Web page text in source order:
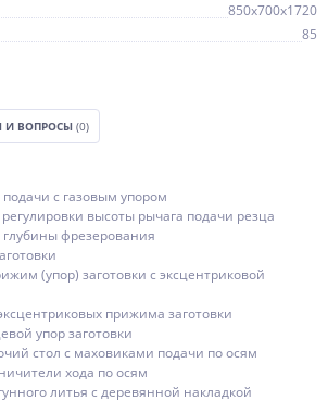
850х700х1720
85
И ВОПРОСЫ (0)
с газовым упором
высоты рычага подачи резца
фрезерования
(упор) заготовки с эксцентриковой
прижима заготовки
упор заготовки
стол с маховиками подачи по осям
хода по осям
литья с деревянной накладкой